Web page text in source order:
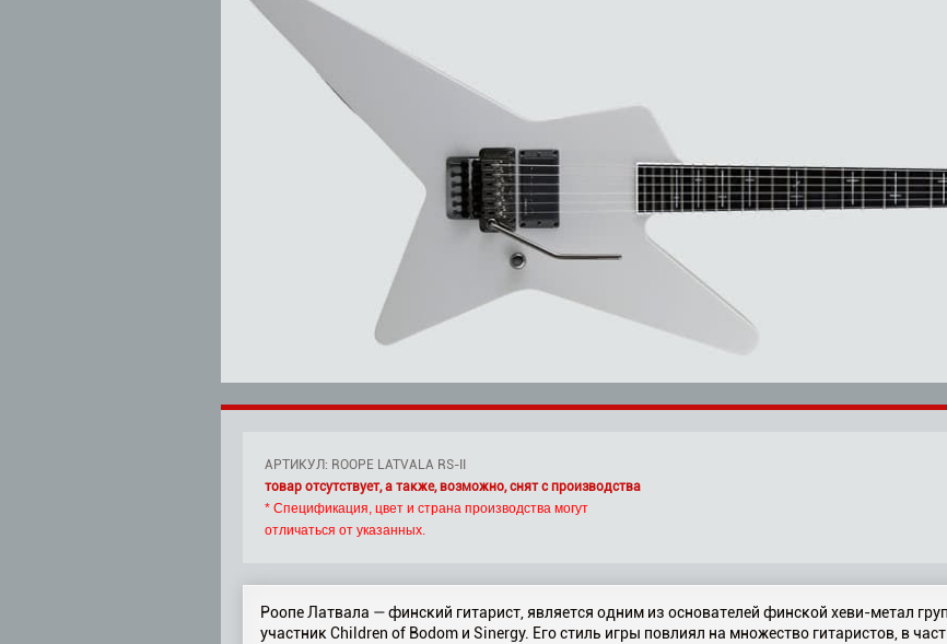
АРТИКУЛ: ROOPE LATVALA RS-II
товар отсутствует, а также, возможно, снят с производства
* Спецификация, цвет и страна производства могут
отличаться от указанных.
Роопе Латвала — финский гитарист, является одним из основателей финской хеви-метал
участник Children of Bodom и Sinergy. Его стиль игры повлиял на множество гитаристов, в